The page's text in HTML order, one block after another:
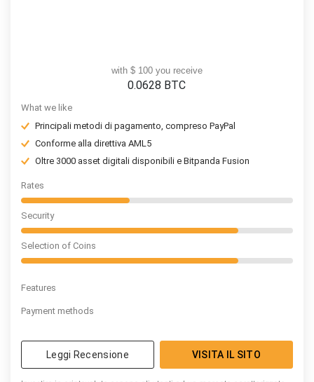
with $ 100 you receive
0.0628 BTC
What we like
Principali metodi di pagamento, compreso PayPal
Conforme alla direttiva AML5
Oltre 3000 asset digitali disponibili e Bitpanda Fusion
Rates
Security
Selection of Coins
Features
Payment methods
Leggi Recensione VISITA IL SITO